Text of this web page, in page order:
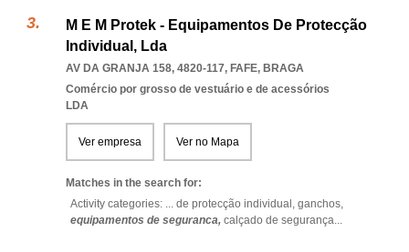
M E M Protek - Equipamentos De Protecção
Individual, Lda
AV DA GRANJA 158, 4820-117, FAFE, BRAGA
Comércio por grosso de vestuário e de acessórios
LDA
Ver empresa Ver no Mapa
Matches in the search for:
Activity categories: ... de protecção individual, ganchos,
equipamentos de seguranca, calçado de segurança...